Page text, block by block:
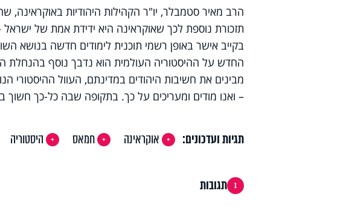
הרב מאיר סטמבלר, יו"ר הקהילות היהודיות באוקראינה,
תזכורת נוספת לכך שאוקראינה היא ידידת אמת של ישראל
בקייב אישר באופן רשמי תוכנית לימודים חדשה בנושא
החדש על ההיסטוריה העולמית הוא נדבך נוסף בהנחלת
מבינים את חשיבות היהודים במדינתם, העוול ההיסטורי
– ואנו מודים ומעריכים על כך. בתקופה שבה כל-כך חשוך
תגיות ועדכונים: אוקראינה חמאס היסטוריה
1 תגובות